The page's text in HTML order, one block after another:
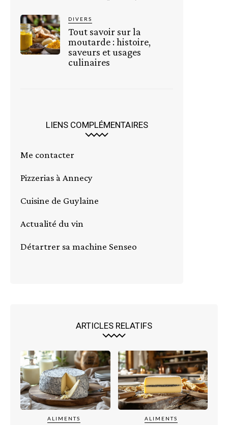
DIVERS
Tout savoir sur la
moutarde : histoire,
saveurs et usages
culinaires
LIENS COMPLÉMENTAIRES
Me contacter
Pizzerias à Annecy
Cuisine de Guylaine
Actualité du vin
Détartrer sa machine Senseo
ARTICLES RELATIFS
ALIMENTS ALIMENTS